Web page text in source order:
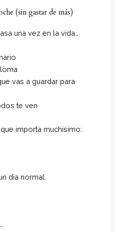
(sin gastar de más)
una vez en la vida…
vas a guardar para
te ven
importa muchísimo:
día normal.